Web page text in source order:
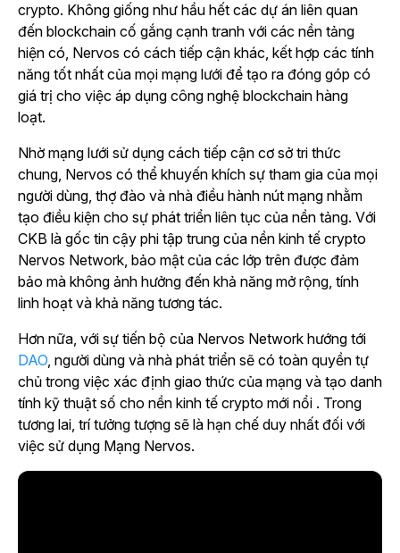
crypto. Không giống như hầu hết các dự án liên quan
đến blockchain cố gắng cạnh tranh với các nền tảng
hiện có, Nervos có cách tiếp cận khác, kết hợp các tính
năng tốt nhất của mọi mạng lưới để tạo ra đóng góp có
giá trị cho việc áp dụng công nghệ blockchain hàng
loạt.
Nhờ mạng lưới sử dụng cách tiếp cận cơ sở tri thức
chung, Nervos có thể khuyến khích sự tham gia của mọi
người dùng, thợ đào và nhà điều hành nút mạng nhằm
tạo điều kiện cho sự phát triển liên tục của nền tảng. Với
CKB là gốc tin cậy phi tập trung của nền kinh tế crypto
Nervos Network, bảo mật của các lớp trên được đảm
bảo mà không ảnh hưởng đến khả năng mở rộng, tính
linh hoạt và khả năng tương tác.
Hơn nữa, với sự tiến bộ của Nervos Network hướng tới
DAO , người dùng và nhà phát triển sẽ có toàn quyền tự
chủ trong việc xác định giao thức của mạng và tạo danh
tính kỹ thuật số cho nền kinh tế crypto mới nổi . Trong
tương lai, trí tưởng tượng sẽ là hạn chế duy nhất đối với
việc sử dụng Mạng Nervos.